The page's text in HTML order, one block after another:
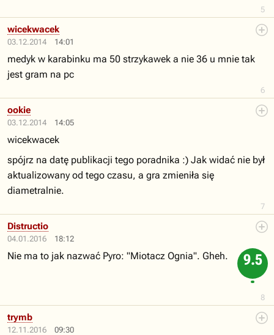
5
03.12.2014 14:01
6
wicekwacek
medyk w karabinku ma 50 strzykawek a nie 36 u mnie tak
jest gram na pc
03.12.2014 14:05
7
ookie
wicekwacek
spójrz na datę publikacji tego poradnika :) Jak widać nie był
aktualizowany od tego czasu, a gra zmieniła się
diametralnie.
04.01.2016 18:12
8
Distructio
9.5
Nie ma to jak nazwać Pyro: "Miotacz Ognia". Gheh.
12.11.2016 09:30
trymb